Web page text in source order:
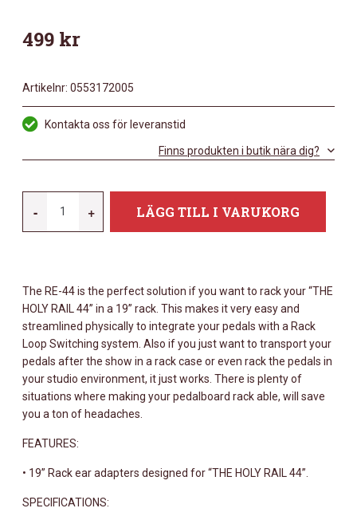
499 kr
Artikelnr: 0553172005
Kontakta oss för leveranstid
Finns produkten i butik nära dig?
-
FOR
THE
LA25
MKII
MÄNGD
+ LÄGG TILL I VARUKORG
The RE-44 is the perfect solution if you want to rack your “THE
HOLY RAIL 44” in a 19” rack. This makes it very easy and
streamlined physically to integrate your pedals with a Rack
Loop Switching system. Also if you just want to transport your
pedals after the show in a rack case or even rack the pedals in
your studio environment, it just works. There is plenty of
situations where making your pedalboard rack able, will save
you a ton of headaches.
FEATURES:
• 19” Rack ear adapters designed for “THE HOLY RAIL 44”.
SPECIFICATIONS: